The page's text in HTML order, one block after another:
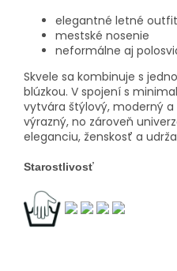
elegantné letné
mestské nosenie
neformálne aj
Skvele sa kombinuje s
blúzkou. V spojení s
vytvára štýlový, moderný a
výrazný, no zároveň
eleganciu, ženskosť a
Starostlivosť